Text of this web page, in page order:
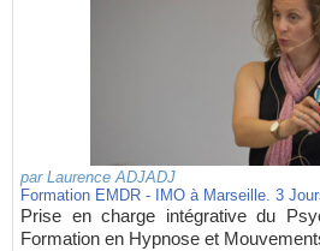
par Laurence ADJADJ
Formation EMDR - IMO à Marseille. 3
Prise en charge intégrative du
Formation en Hypnose et